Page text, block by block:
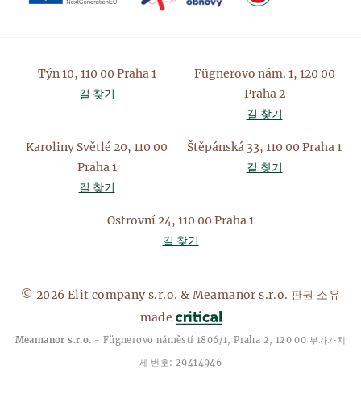
Týn 10, 110 00 Praha 1
길 찾기
Fügnerovo nám. 1, 120 00
Praha 2
길 찾기
Karoliny Světlé 20, 110 00
Praha 1
길 찾기
Štěpánská 33, 110 00 Praha 1
길 찾기
Ostrovní 24, 110 00 Praha 1
길 찾기
© 2026 Elit company s.r.o. & Meamanor s.r.o. 판권 소유
made
Meamanor s.r.o. - Fügnerovo náměstí 1806/1, Praha 2, 120 00 부가가치
세 번호: 29414946